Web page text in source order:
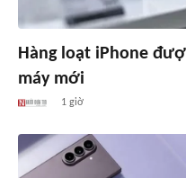
Hàng loạt iPhone
máy mới
1 giờ